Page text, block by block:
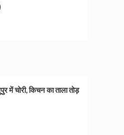
में चोरी, किचन का ताला तोड़